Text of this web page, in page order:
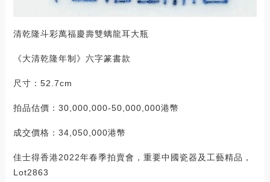
清乾隆斗彩萬福慶壽雙螭龍耳大瓶
《大清乾隆年制》六字篆書款
尺寸：52.7cm
拍品估價：30,000,000-50,000,000港幣
成交價格：34,050,000港幣
佳士得香港2022年春季拍賣會，重要中國瓷器及工藝精品，
Lot2863